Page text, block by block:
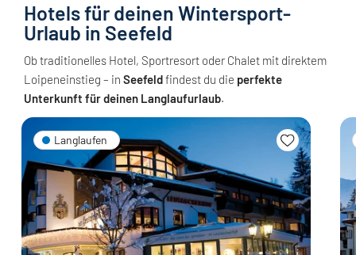
Hotels für deinen Wintersport-
Urlaub in Seefeld
Ob traditionelles Hotel, Sportresort oder Chalet mit direktem
Loipeneinstieg – in Seefeldfindest du die perfekte
Unterkunft für deinen Langlaufurlaub.
Langlaufen